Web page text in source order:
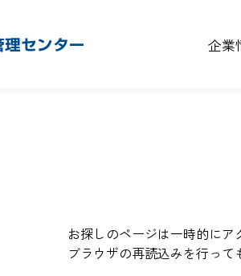
企業
お探しのページは一時的にア
ブラウザの再読込みを行って